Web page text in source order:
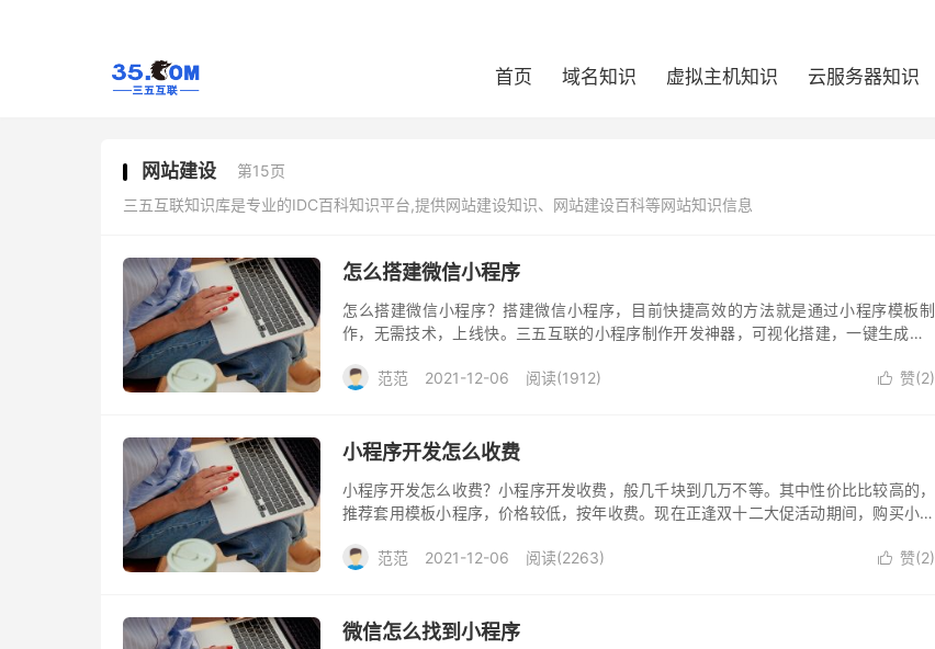
首页 域名知识 虚拟主机知识 云服务器知识
网站建设
第15页
三五互联知识库是专业的IDC百科知识平台,提供网站建设知识、网站建设百科等网站知识信息
怎么搭建微信小程序
怎么搭建微信小程序？搭建微信小程序，目前快捷高效的方法就是通过小程序模板制
作，无需技术，上线快。三五互联的小程序制作开发神器，可视化搭建，一键生成，5
范范
2021-12-06 阅读(1912)  赞(2)
小程序开发怎么收费
小程序开发怎么收费？小程序开发收费，般几千块到几万不等。其中性价比比较高的，
推荐套用模板小程序，价格较低，按年收费。现在正逢双十二大促活动期间，购买小程
范范
2021-12-06 阅读(2263)  赞(2)
微信怎么找到小程序